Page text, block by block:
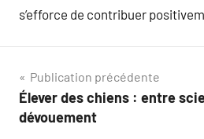
s’efforce de contribuer
Navigation
de
Publication précédente
Élever des chiens : entre
dévouement